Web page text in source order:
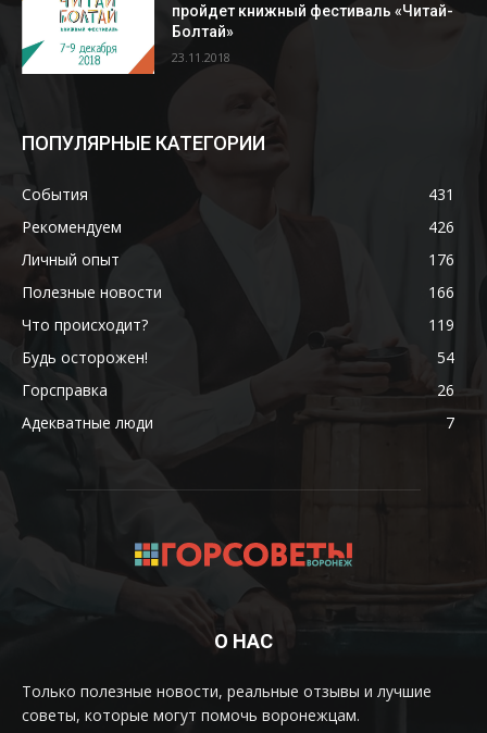
пройдет книжный фестиваль «Читай-
Болтай»
23.11.2018
ПОПУЛЯРНЫЕ КАТЕГОРИИ
События
431
Рекомендуем
426
Личный опыт
176
Полезные новости
166
Что происходит?
119
Будь осторожен!
54
Горсправка
26
Адекватные люди
7
О НАС
Только полезные новости, реальные отзывы и лучшие
советы, которые могут помочь воронежцам.